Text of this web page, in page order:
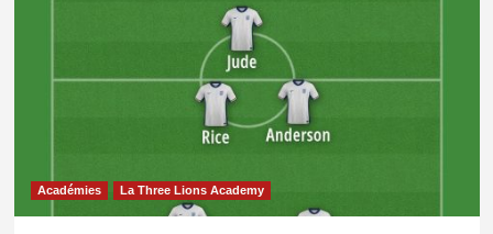
Académies La Three Lions Academy